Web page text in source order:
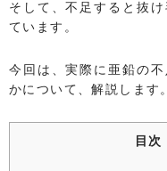
そして、不足すると抜
ています。
今回は、実際に亜鉛の
かについて、解説します。
目次